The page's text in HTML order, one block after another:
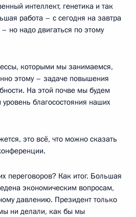
интеллект, генетика и так
работа – с сегодня на завтра
но надо двигаться по этому
которыми мы занимаемся,
этому – задаче повышения
На этой почве мы будем
благосостояния наших
это всё, что можно сказать
переговоров? Как итог. Большая
экономическим вопросам,
давлению. Президент только
ни делали, как бы мы